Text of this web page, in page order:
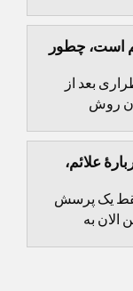
است، چطور
بعد از
روش
علائم،
فقط یک پرسش
به